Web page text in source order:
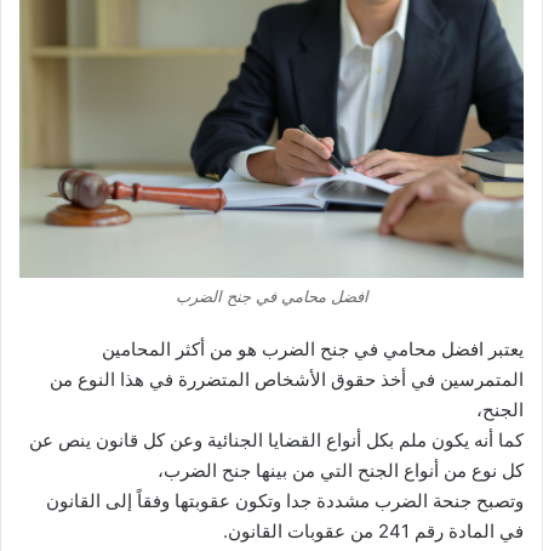
افضل محامي في جنح الضرب
يعتبر افضل محامي في جنح الضرب هو من أكثر المحامين
المتمرسين في أخذ حقوق الأشخاص المتضررة في هذا النوع من
الجنح،
كما أنه يكون ملم بكل أنواع القضايا الجنائية وعن كل قانون ينص عن
كل نوع من أنواع الجنح التي من بينها جنح الضرب،
وتصبح جنحة الضرب مشددة جدا وتكون عقوبتها وفقاً إلى القانون
في المادة رقم 241 من عقوبات القانون.